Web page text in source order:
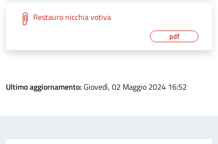
Restauro nicchia votiva
pdf
Ultimo aggiornamento: Giovedì, 02 Maggio 2024 16:52